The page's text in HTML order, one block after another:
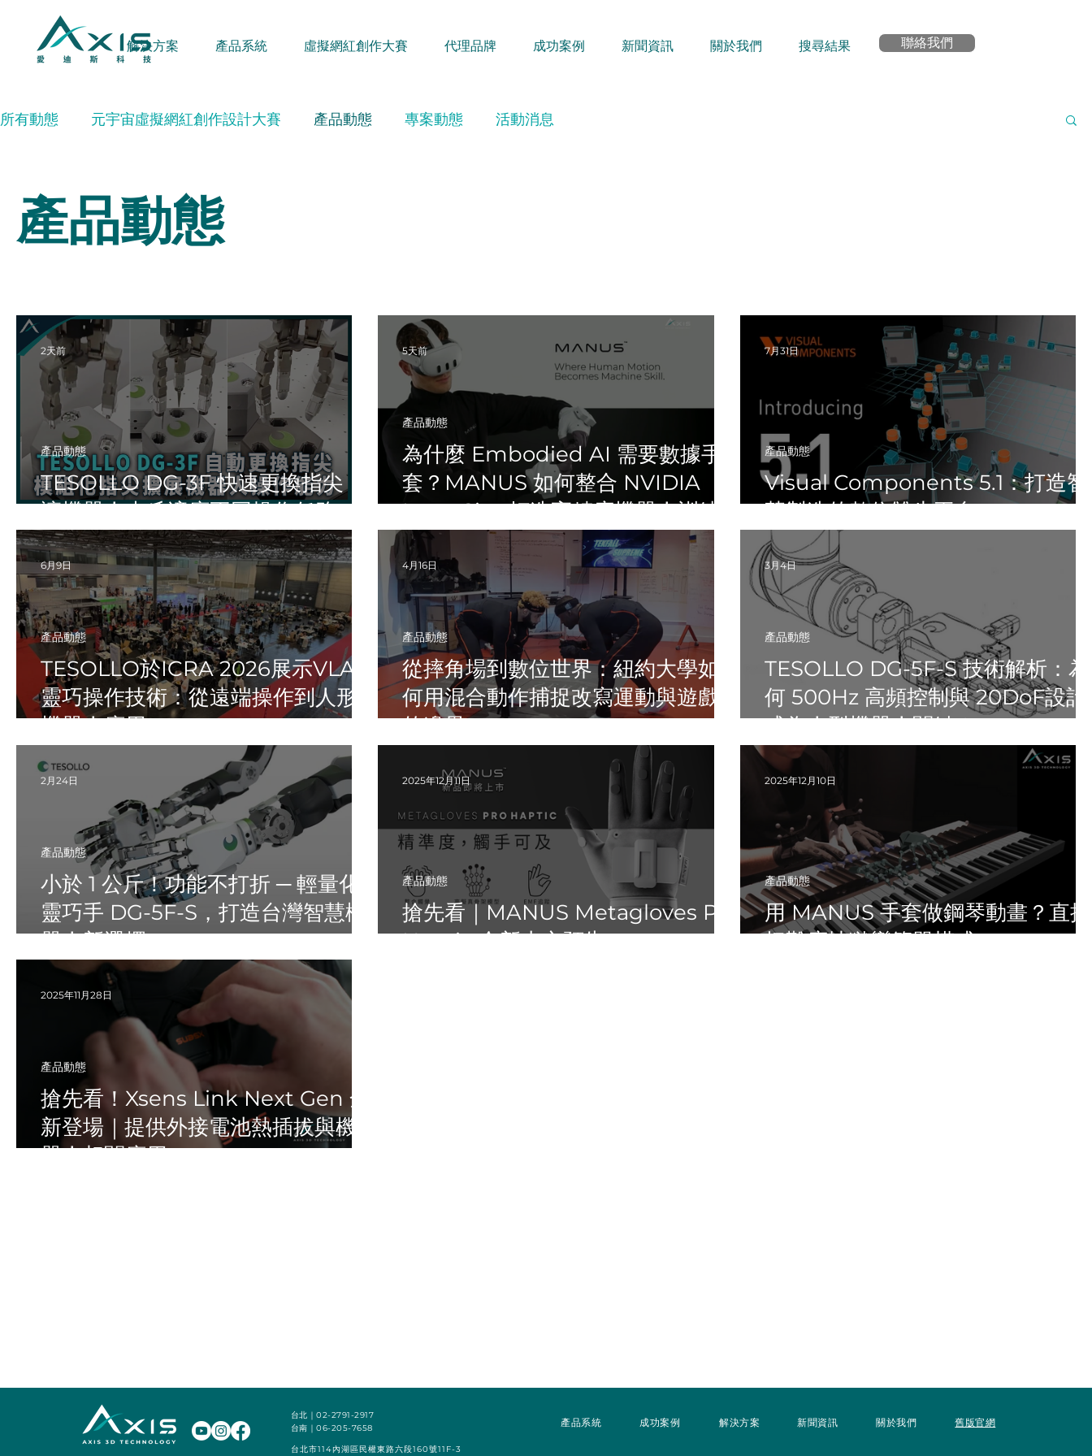
解決方案 產品系統 虛擬網紅創作大賽 代理品牌 成功案例 新聞資訊 關於我們 搜尋結果 聯絡我們
所有動態 元宇宙虛擬網紅創作設計大賽 產品動態 專案動態 活動消息
產品動態
TESOLLO DG-3F 快速更換指尖｜
讓機器人夾爪適應不同操作任務
產品動態
2天前
為什麼 Embodied AI 需要數據手
套？MANUS 如何整合 NVIDIA
Isaac Sim 打造高精度機器人訓練
流程
產品動態
5天前
Visual Components 5.1：打造智
慧製造的數位雙生平台
產品動態
7月31日
TESOLLO於ICRA 2026展示VLA與
靈巧操作技術：從遠端操作到人形
機器人應用
產品動態
6月9日
從摔角場到數位世界：紐約大學如
何用混合動作捕捉改寫運動與遊戲
的邊界
產品動態
4月16日
TESOLLO DG-5F-S 技術解析：為
何 500Hz 高頻控制與 20DoF設計
成為人型機器人關鍵？
產品動態
3月4日
小於 1 公斤！功能不打折 ─ 輕量化
靈巧手 DG-5F-S，打造台灣智慧機
器人新選擇
產品動態
2月24日
搶先看｜MANUS Metagloves Pro
Haptic 全新上市預告
產品動態
2025年12月11日
用 MANUS 手套做鋼琴動畫？直接
把難度地獄變簡單模式
產品動態
2025年12月10日
搶先看！Xsens Link Next Gen 全
新登場｜提供外接電池熱插拔與機
器人相關應用
產品動態
2025年11月28日
台北｜02-2791-2917
​台南｜06-205-7658
台北市114內湖區民權東路六段160號11F-3
產品系統 成功案例 ​解決方案 新聞資訊 關於我們 舊版官網